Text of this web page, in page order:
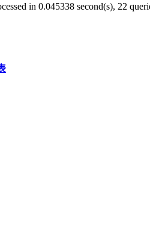
in 0.045338 second(s), 22